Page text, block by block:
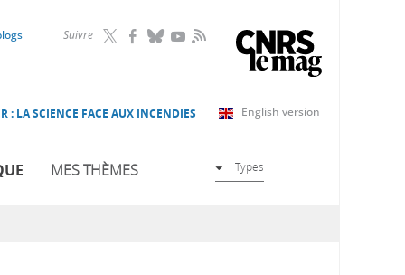
Suivre RSS
English version
: LA SCIENCE FACE AUX INCENDIES
MES THÈMES Types